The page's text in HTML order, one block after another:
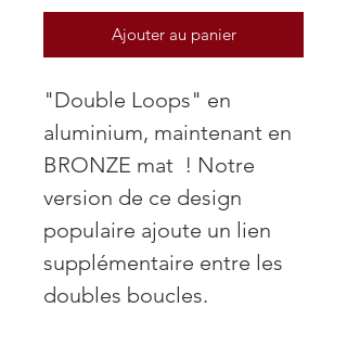
Ajouter au panier
"Double Loops" en
aluminium, maintenant en
BRONZE mat ! Notre
version de ce design
populaire ajoute un lien
supplémentaire entre les
doubles boucles.